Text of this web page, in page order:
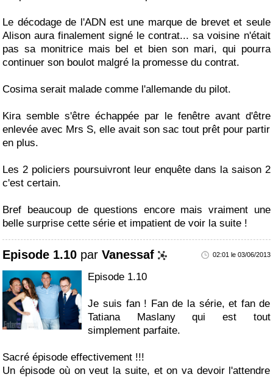
Le décodage de l'ADN est une marque de brevet et seule
Alison aura finalement signé le contrat... sa voisine n'était
pas sa monitrice mais bel et bien son mari, qui pourra
continuer son boulot malgré la promesse du contrat.
Cosima serait malade comme l'allemande du pilot.
Kira semble s'être échappée par le fenêtre avant d'être
enlevée avec Mrs S, elle avait son sac tout prêt pour partir
en plus.
Les 2 policiers poursuivront leur enquête dans la saison 2
c'est certain.
Bref beaucoup de questions encore mais vraiment une
belle surprise cette série et impatient de voir la suite !
Episode 1.10 parVanessaf 02:01 le 03/06/2013
Episode 1.10
Je suis fan ! Fan de la série, et fan de
Tatiana Maslany qui est tout
simplement parfaite.
Sacré épisode effectivement !!!
Un épisode où on veut la suite, et on va devoir l'attendre